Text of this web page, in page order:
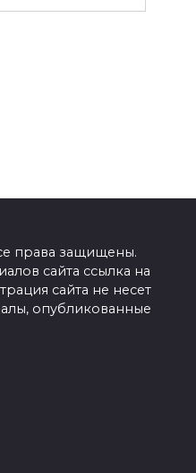
права защищены.
сайта ссылка на
сайта не несет
опубликованные